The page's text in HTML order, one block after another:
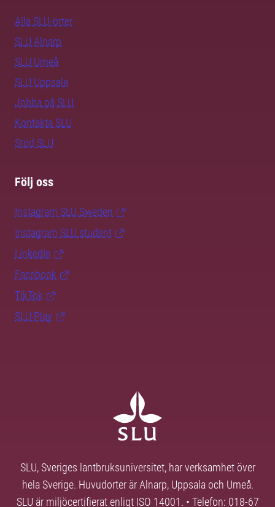
Alla SLU-orter
SLU Alnarp
SLU Umeå
SLU Uppsala
Jobba på SLU
Kontakta SLU
Stöd SLU
Följ oss
Instagram SLU.Sweden
Instagram SLU.student
LinkedIn
Facebook
TikTok
SLU Play
SLU, Sveriges lantbruksuniversitet, har verksamhet över
hela Sverige. Huvudorter är Alnarp, Uppsala och Umeå.
SLU är miljöcertifierat enligt ISO 14001. • Telefon: 018-67